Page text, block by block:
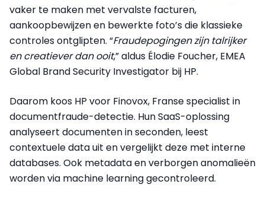
vaker te maken met vervalste facturen,
aankoopbewijzen en bewerkte foto’s die klassieke
controles ontglipten. “Fraudepogingen zijn talrijker
en creatiever dan ooit,” aldus Élodie Foucher, EMEA
Global Brand Security Investigator bij HP.
Daarom koos HP voor Finovox, Franse specialist in
documentfraude-detectie. Hun SaaS-oplossing
analyseert documenten in seconden, leest
contextuele data uit en vergelijkt deze met interne
databases. Ook metadata en verborgen anomalieën
worden via machine learning gecontroleerd.